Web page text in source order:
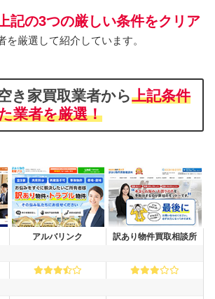
記の3つの厳しい条件をクリア
を厳選して紹介しています。
き家買取業者から上記条件
業者を厳選！
アルバリンク 訳あり物件買取相談所